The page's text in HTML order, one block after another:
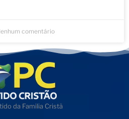
comentário
da Familia Cristã